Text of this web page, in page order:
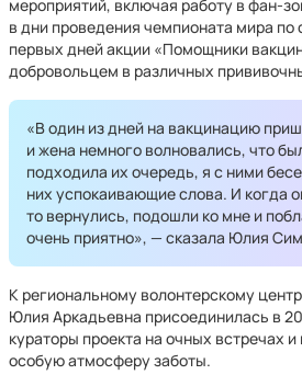
мероприятий, включая работу в фан-
в дни проведения чемпионата мира по
первых дней акции «Помощники
добровольцем в различных
«В один из дней на вакцинацию
и жена немного волновались, что
подходила их очередь, я с ними
них успокаивающие слова. И когда
то вернулись, подошли ко мне и
очень приятно», — сказала Юлия
К региональному волонтерскому
Юлия Аркадьевна присоединилась в
кураторы проекта на очных встречах
особую атмосферу заботы.